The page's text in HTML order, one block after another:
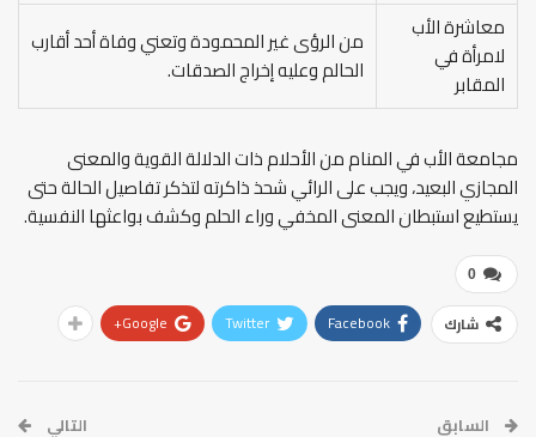
معاشرة الأب
لامرأة في
المقابر
من الرؤى غير المحمودة وتعني وفاة أحد أقارب
الحالم وعليه إخراج الصدقات.
مجامعة الأب في المنام من الأحلام ذات الدلالة القوية والمعنى
المجازي البعيد، ويجب على الرائي شحذ ذاكرته لتذكر تفاصيل الحالة حتى
يستطيع استبطان المعنى المخفي وراء الحلم وكشف بواعثها النفسية.
0
شارك Facebook
Twitter
Google+
السابق التالي